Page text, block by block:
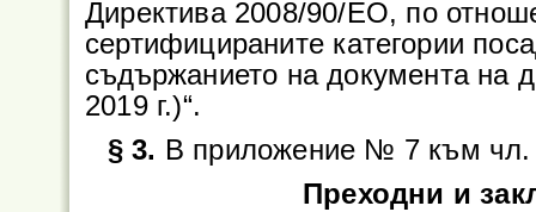
Директива 2008/90/ЕО, по
сертифицираните категории
съдържанието на документа на
2019 г.)“.
§ 3. В приложение № 7 към чл.
Преходни и